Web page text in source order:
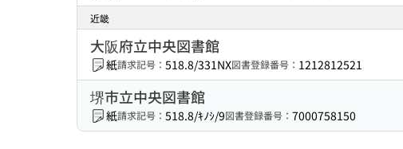
近畿
大阪府立中央図書館
紙請求記号： 518.8/331NX図書登録番号： 1212812521
堺市立中央図書館
紙請求記号： 518.8/ｷﾉｼ/9図書登録番号： 7000758150